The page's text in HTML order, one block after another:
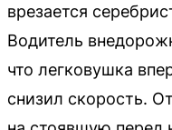
врезается
Водитель
что легковушка
снизил скорость.